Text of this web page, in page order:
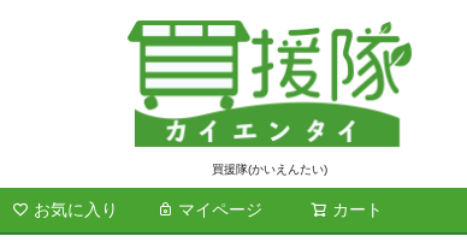
買援隊(かいえんたい)
お気に入り マイページ カート
検索